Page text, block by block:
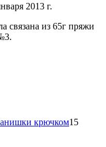
2013 г.
связана из 65г пряжи
крючком15